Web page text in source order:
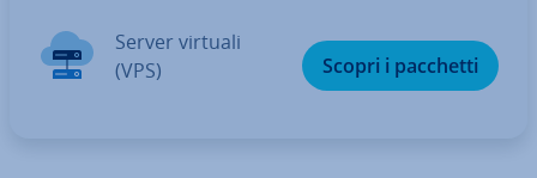
Server virtuali
(VPS)
Scopri i pacchetti